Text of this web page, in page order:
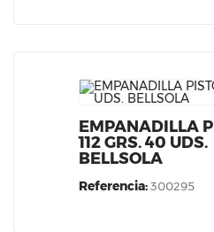
EMPANADILLA
112 GRS. 40 UDS.
BELLSOLA
Referencia:300295